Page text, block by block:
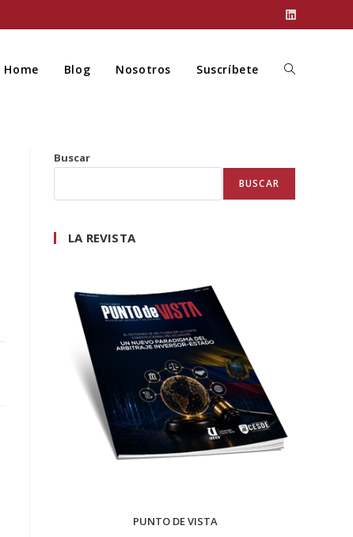
Home Blog Nosotros Suscríbete
Buscar
BUSCAR
LA REVISTA
PUNTO DE VISTA